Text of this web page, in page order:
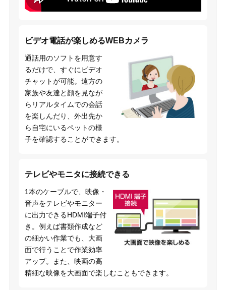
ビデオ電話が楽しめるWEBカメラ
通話用のソフトを用意す
るだけで、すぐにビデオ
チャットが可能。遠方の
家族や友達と顔を見なが
らリアルタイムでの会話
を楽しんだり、外出先か
ら自宅にいるペットの様
子を確認することができます。
テレビやモニタに接続できる
1本のケーブルで、映像・
音声をテレビやモニター
に出力できるHDMI端子付
き。例えば書類作成など
の細かい作業でも、大画
面で行うことで作業効率
アップ。また、映画の高
精細な映像を大画面で楽しむこともできます。